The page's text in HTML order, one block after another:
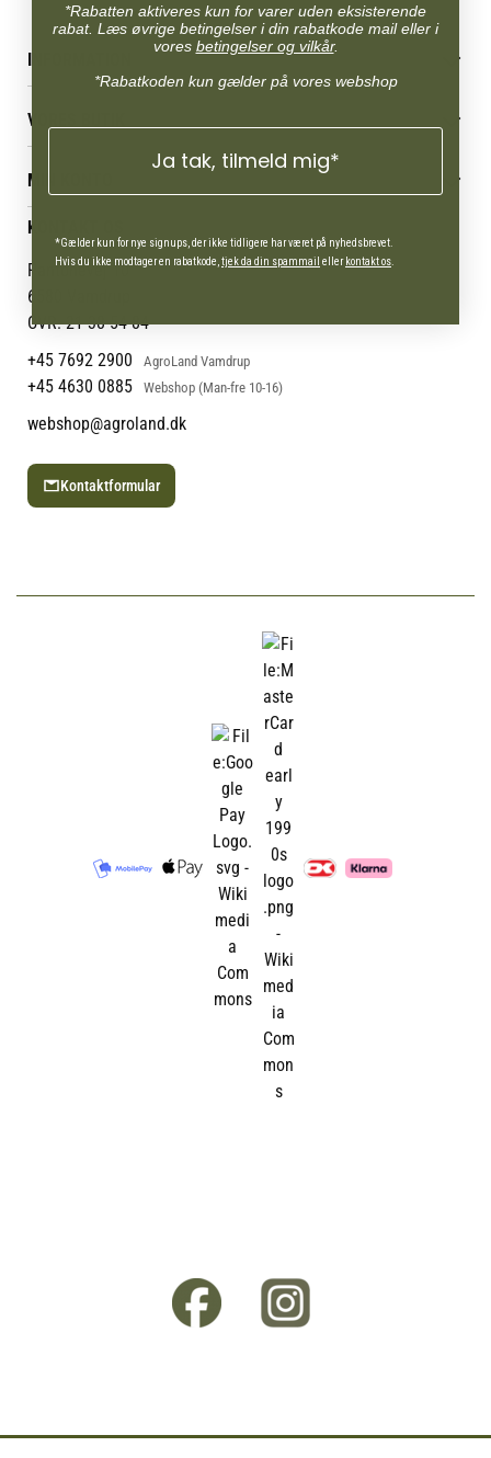
INFORMATION
Reklamations- & fortrydelsesret
Levering & afhentning
Følg din bestilling
Persondatapolitik
Cookies
Returportal
VORES BUTIK
Job
Mærker
Om os
Om Vestjyllands Andel
Blog
Ofte stillede spørgsmål
MIN KONTO
Administrer min konto
Min Konto
KONTAKT OS
Pantonevej 10
6580 Vamdrup
CVR: 21 38 54 84
+45 7692 2900
AgroLand Vamdrup
+45 4630 0885 Webshop (Man-fre 10-16)
webshop@agroland.dk
Kontaktformular
*Rabatten aktiveres kun for varer uden eksisterende
rabat. Læs øvrige betingelser i din rabatkode mail eller i
vores betingelser og vilkår.
*Rabatkoden kun gælder på vores webshop
Ja tak, tilmeld mig*
*Gælder kun for nye signups, der ikke tidligere har været på nyhedsbrevet.
Hvis du ikke modtager en rabatkode, tjek da din spammail ellerkontakt os